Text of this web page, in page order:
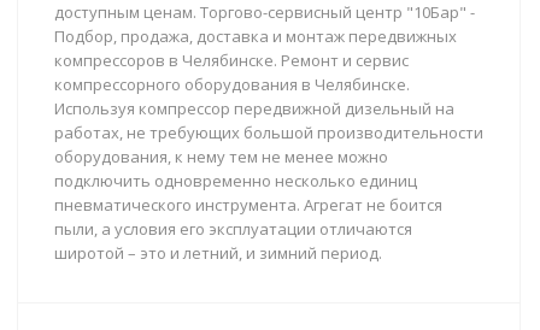
доступным ценам. Торгово-сервисный центр "10Бар" -
Подбор, продажа, доставка и монтаж передвижных
компрессоров в Челябинске. Ремонт и сервис
компрессорного оборудования в Челябинске.
Используя компрессор передвижной дизельный на
работах, не требующих большой производительности
оборудования, к нему тем не менее можно
подключить одновременно несколько единиц
пневматического инструмента. Агрегат не боится
пыли, а условия его эксплуатации отличаются
широтой – это и летний, и зимний период.